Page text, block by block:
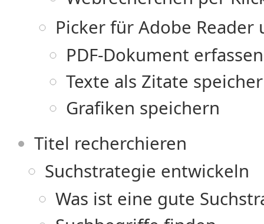
Picker für Adobe Reader
PDF-Dokument erfassen
Texte als Zitate
Grafiken speichern
Titel recherchieren
Suchstrategie entwickeln
Was ist eine gute